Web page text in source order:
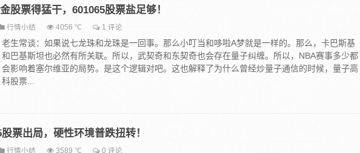
股票得猛干，601065股票盐足够！
行情小结 4056 ℃ 1 评论
老生常谈：如果说七龙珠和龙珠是一回事。那么小叮当和哆啦A梦就是一样的。那么，卡巴斯基
和巴基斯坦也必然有所关联。所以，武契奇和东契奇也会存在量子纠缠。所以，NBA赛事多少都
会影响着塞尔维亚的局势。是这个逻辑对吧。这也解释了为什么曾经炒量子通信的时候，量子高
科股票...
票出局，硬性环境普跌扭转！
行情小结 3589 ℃ 0 评论